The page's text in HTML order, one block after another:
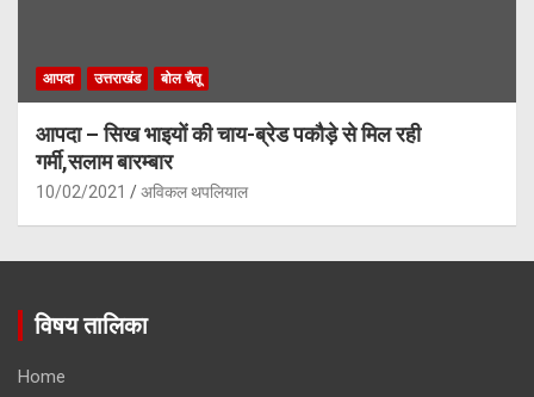
आपदा उत्तराखंड बोल चैतू
आपदा – सिख भाइयों की चाय-ब्रेड पकौड़े से मिल रही
गर्मी,सलाम बारम्बार
10/02/2021 अविकल थपलियाल
विषय तालिका
Home